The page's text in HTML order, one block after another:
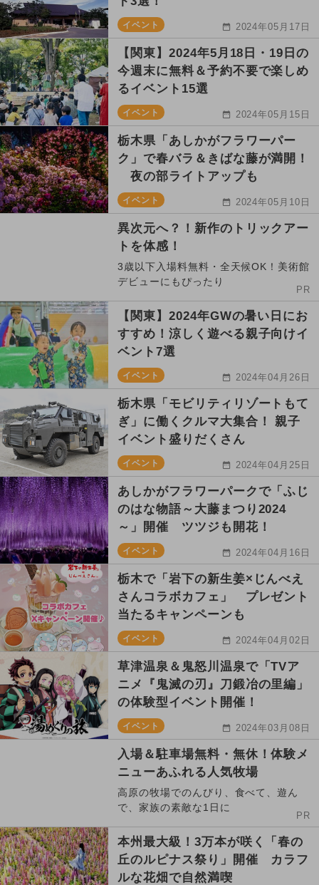
イベント 2024年05月17日
【関東】2024年5月18日・19日の
今週末に無料＆予約不要で楽しめ
るイベント15選
イベント 2024年05月15日
栃木県「あしかがフラワーパー
ク」で春バラ＆きばな藤が満開！
夜の部ライトアップも
イベント 2024年05月10日
異次元へ？！新作のトリックアー
トを体感！
3歳以下入場料無料・全天候OK！美術館
デビューにもぴったり
PR
【関東】2024年GWの暑い日にお
すすめ！涼しく遊べる親子向けイ
ベント7選
イベント 2024年04月26日
栃木県「モビリティリゾートもて
ぎ」に働くクルマ大集合！ 親子
イベント盛りだくさん
イベント 2024年04月25日
あしかがフラワーパークで「ふじ
のはな物語～大藤まつり2024
～」開催 ツツジも開花！
イベント 2024年04月16日
栃木で「岩下の新生姜×じんべえ
さんコラボカフェ」 プレゼント
当たるキャンペーンも
イベント 2024年04月02日
草津温泉＆鬼怒川温泉で「TVア
ニメ『鬼滅の刃』刀鍛冶の里編」
の体験型イベント開催！
イベント 2024年03月08日
入場＆駐車場無料・無休！体験メ
ニューあふれる人気牧場
高原の牧場でのんびり、食べて、遊ん
で、家族の素敵な1日に
PR
本州最大級！3万本が咲く「春の
丘のルピナス祭り」開催 カラフ
ルな花畑で自然満喫